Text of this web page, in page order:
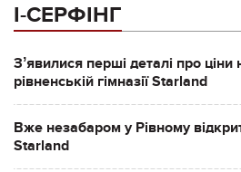
І-СЕРФІНГ
Зʼявилися перші деталі про ціни
рівненській гімназії Starland
Вже незабаром у Рівному
Starland